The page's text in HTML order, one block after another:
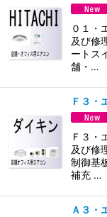
０１・
及び修
ートス
舗・…
Ｆ３・
Ｆ３・
及び修
制御基
補充 …
Ａ３・